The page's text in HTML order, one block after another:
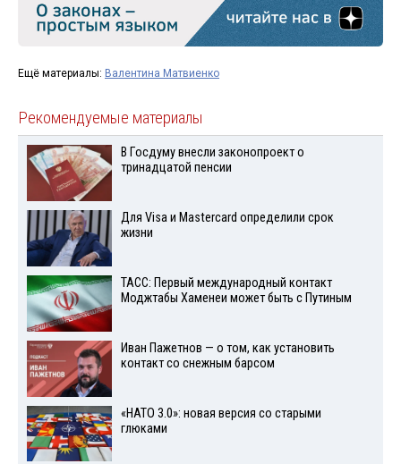
Ещё материалы: Валентина Матвиенко
Рекомендуемые материалы
В Госдуму внесли законопроект о
тринадцатой пенсии
Для Visа и Mastercard определили срок
жизни
ТАСС: Первый международный контакт
Моджтабы Хаменеи может быть с Путиным
Иван Пажетнов — о том, как установить
контакт со снежным барсом
«НАТО 3.0»: новая версия со старыми
глюками